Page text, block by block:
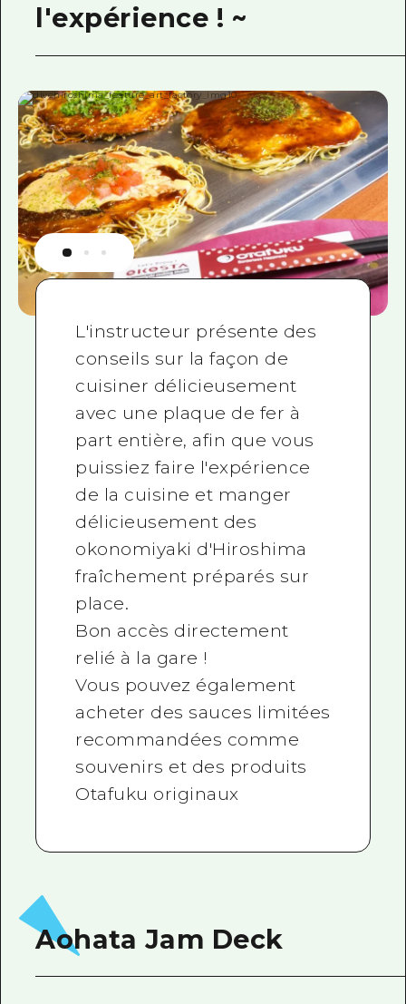
l'expérience ! ~
L'instructeur présente des
conseils sur la façon de
cuisiner délicieusement
avec une plaque de fer à
part entière, afin que vous
puissiez faire l'expérience
de la cuisine et manger
délicieusement des
okonomiyaki d'Hiroshima
fraîchement préparés sur
place.
Bon accès directement
relié à la gare !
Vous pouvez également
acheter des sauces limitées
recommandées comme
souvenirs et des produits
Otafuku originaux
Aohata Jam Deck